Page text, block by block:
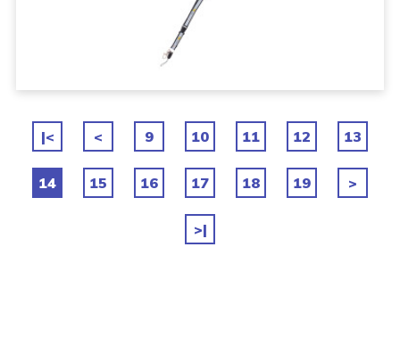
|< < 9 10 11 12 13
14 15 16 17 18 19 >
>|